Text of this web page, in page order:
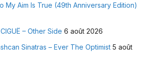
My Aim Is True (49th Anniversary Edition)
– Other Side 6 août 2026
Sinatras – Ever The Optimist 5 août